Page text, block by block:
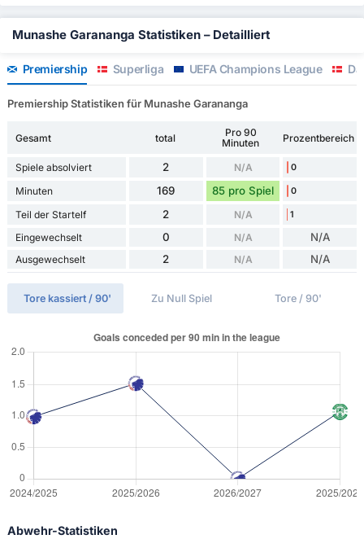
Munashe Garananga Statistiken – Detailliert
Premiership Superliga UEFA Champions League
Premiership Statistiken für Munashe Garananga
Gesamt total
Pro 90
Minuten
Prozentbereich
Spiele absolviert 2 N/A 0
Minuten 169 85 pro Spiel 0
Teil der Startelf 2 N/A 1
Eingewechselt 0 N/A N/A
Ausgewechselt 2 N/A N/A
Tore kassiert / 90' Zu Null Spiel Tore / 90'
Abwehr-Statistiken